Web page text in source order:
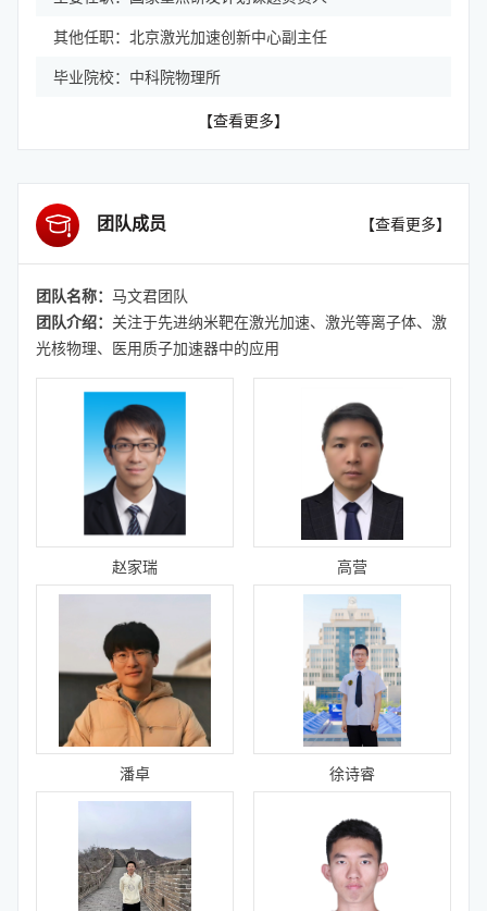
【查看更多】
其他任职：北京激光加速创新中心副主任
毕业院校：中科院物理所
团队成员 【查看更多】
团队名称： 马文君团队
团队介绍： 关注于先进纳米靶在激光加速、激光等离子体、激
光核物理、医用质子加速器中的应用
赵家瑞 高营
潘卓 徐诗睿